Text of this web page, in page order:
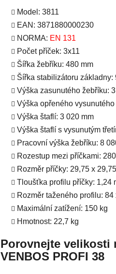
Model: 3811
EAN: 3871880000230
NORMA: EN 131
Počet příček: 3x11
Šířka žebříku: 480 mm
Šířka stabilizátoru základny:
Výška zasunutého žebříku:
Výška opřeného
Výška štaflí: 3 020 mm
Výška štaflí s vysunutým
Pracovní výška žebříku: 8
Rozestup mezi příčkami:
Rozměr příčky: 29,75 x
Tloušťka profilu příčky: 1,24
Rozměr taženého profilu: 84
Maximální zatížení: 150 kg
Hmotnost: 22,7 kg
Porovnejte velikosti
VENBOS PROFI 38